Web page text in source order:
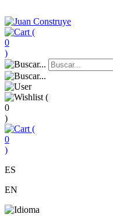
(
0
)
(
0
)
(
0
)
ES
EN